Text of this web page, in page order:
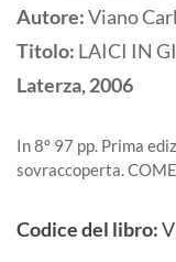
Autore:Viano
Titolo: LAICI IN
Laterza,2006
In 8º 97 pp. Prima
sovraccoperta.
Codice del libro: